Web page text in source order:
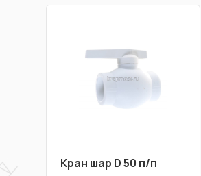
Кран шар D 50 п/п